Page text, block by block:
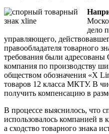
дело
управляющего,
правообладателя товарного
требования были
компания по производству
обществом обозначения «X
товаров 12 класса МКТУ. В
получить компенсацию в
В процессе выяснилось, что
использовалось компанией в
а сходство товарного знака